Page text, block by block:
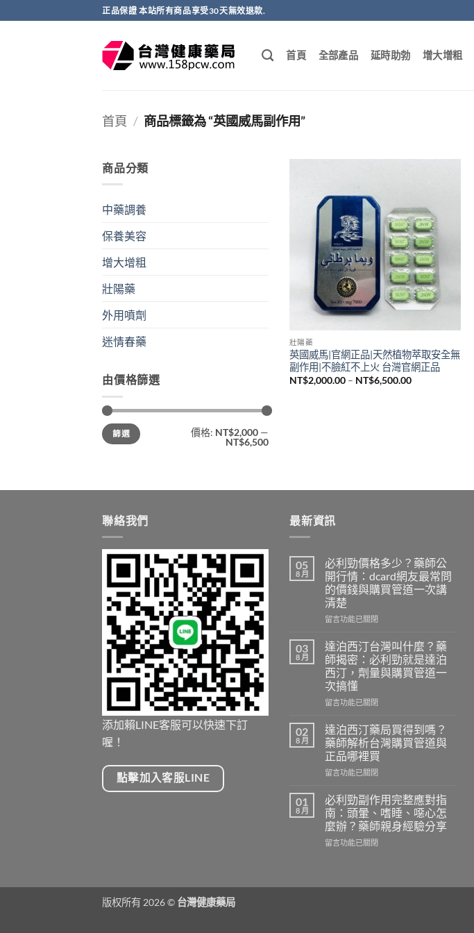
轉
正品保證 本站所有商品享受30天無效退款.
首頁 全部產品 延時助勃 增大增粗
首頁 / 商品標籤為 “英國威馬副作用”
商品分類
中藥調養
保養美容
增大增粗
壯陽藥
外用噴劑
迷情春藥
由價格篩選
最
低
價
最
高
價
篩選 價格: NT$2,000 —
NT$6,500
壯陽藥
英國威馬|官網正品|天然植物萃取安全無
副作用|不臉紅不上火 台灣官網正品
NT$2,000.00 – NT$6,500.00價
聯絡我們
添加賴LINE客服可以快速下訂
喔！
點擊加入客服LINE
最新資訊
05
8 月
必利勁價格多少？藥師公
開行情：dcard網友最常問
的價錢與購買管道一次講
清楚
在
利
勁
價
格
多
少？
師
公
開
行
情：
網
友
最
常
問
與
留言功能已關閉
03
8 月
達泊西汀台灣叫什麼？藥
師揭密：必利勁就是達泊
西汀，劑量與購買管道一
次搞懂
在
泊
西
汀
台
灣
什
麼？
藥
師
揭
留言功能已關閉
02
8 月
達泊西汀藥局買得到嗎？
藥師解析台灣購買管道與
正品哪裡買
在
泊
西
汀
藥
局
嗎？
留言功能已關閉
01
8 月
必利勁副作用完整應對指
南：頭暈、嗜睡、噁心怎
麼辦？藥師親身經驗分享
在
副
留言功能已關閉
版权所有 2026 © 台灣健康藥局